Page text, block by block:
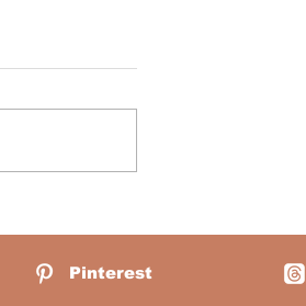
Montessori de 16 Semanas Para
Crianças de 2 a 5 Anos • Como
Meu Programa Com 80 Dias de
Pinterest